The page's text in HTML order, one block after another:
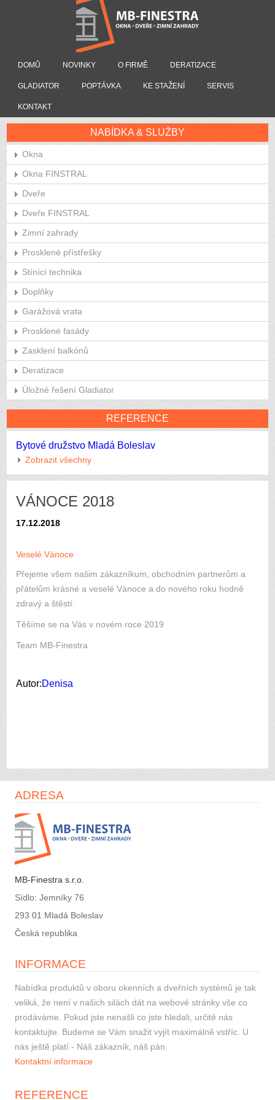
DOMŮ NOVINKY O FIRMĚ DERATIZACE
GLADIATOR POPTÁVKA KE STAŽENÍ SERVIS
KONTAKT
NABÍDKA & SLUŽBY
Okna
Okna FINSTRAL
Dveře
Dveře FINSTRAL
Zimní zahrady
Prosklené přístřešky
Stínící technika
Doplňky
Garážová vrata
Prosklené fasády
Zasklení balkónů
Deratizace
Úložné řešení Gladiator
REFERENCE
Bytové družstvo Mladá Boleslav
Zobrazit všechny
VÁNOCE 2018
17.12.2018
Veselé Vánoce
Přejeme všem našim zákazníkum, obchodním partnerům a
přátelům krásné a veselé Vánoce a do nového roku hodně
zdravý a štěstí.
Těšíme se na Vás v novém roce 2019
Team MB-Finestra
Autor:Denisa
ADRESA
MB-Finestra s.r.o.
Sídlo: Jemníky 76
293 01 Mladá Boleslav
Česká republika
INFORMACE
Nabídka produktů v oboru okenních a dveřních systémů je tak
veliká, že není v našich silách dát na webové stránky vše co
prodáváme. Pokud jste nenašli co jste hledali, určitě nás
kontaktujte. Budeme se Vám snažit vyjít maximálně vstříc. U
nás ještě platí - Náš zákazník, náš pán.
Kontaktní informace
REFERENCE